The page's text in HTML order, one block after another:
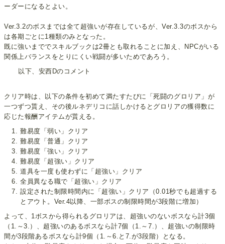
ーダーになるとよい。
Ver.3.2のボスまでは全て超強いが存在しているが、Ver.3.3のボスから
は各期ごとに1種類のみとなった。
既に強いまででスキルブックは2冊とも取れることに加え、NPCがいる
関係上バランスをとりにくい戦闘が多いためであろう。
以下、安西Dのコメント
クリア時は、以下の条件を初めて満たすたびに「死闘のグロリア」が
一つずつ貰え、その後ルネデリコに話しかけるとグロリアの獲得数に
応じた報酬アイテムが貰える。
難易度「弱い」クリア
難易度「普通」クリア
難易度「強い」クリア
難易度「超強い」クリア
道具を一度も使わずに「超強い」クリア
全員異なる職で「超強い」クリア
設定された制限時間内に「超強い」クリア（0.01秒でも超過する
とアウト。Ver.4以降、一部ボスの制限時間が3段階に増加）
よって、1ボスから得られるグロリアは、超強いのないボスなら計3個
（1.～3.）、超強いのあるボスなら計7個（1.～7.）、超強いの制限時
間が3段階あるボスなら計9個（1.～6.と7.が3段階）となる。